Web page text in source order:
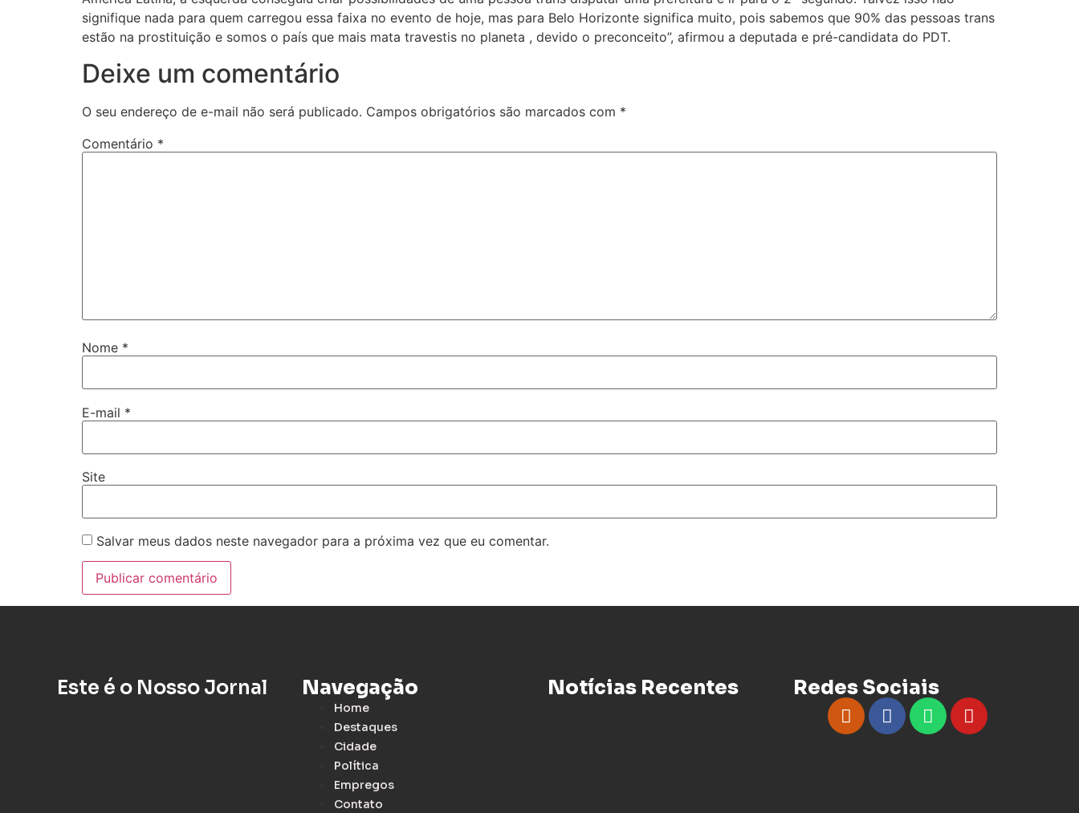
signifique nada para quem carregou essa faixa no evento de hoje, mas para Belo Horizonte significa muito, pois sabemos que 90% das pessoas trans
estão na prostituição e somos o país que mais mata travestis no planeta , devido o preconceito”, afirmou a deputada e pré-candidata do PDT.
Deixe um comentário
O seu endereço de e-mail não será publicado. Campos obrigatórios são marcados com *
Comentário *
Nome *
E-mail *
Site
Salvar meus dados neste navegador para a próxima vez que eu comentar.
Este é o Nosso Jornal Navegação
Home
Destaques
Cidade
Política
Empregos
Contato
Notícias Recentes Redes Sociais